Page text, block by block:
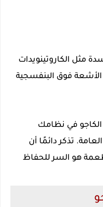
مثل الكاروتينويدات
الأشعة فوق البنفسجية
الكاجو في نظامك
تذكر دائمًا أن
هو السر للحفاظ